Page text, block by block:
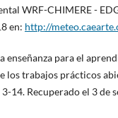
WRF-CHIMERE -
en: http://
enseñanza para el
los trabajos prácticos
14. Recuperado el 3 de